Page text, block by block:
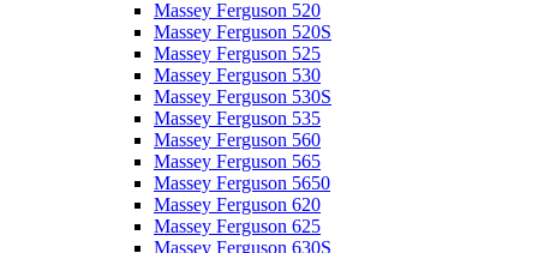
Massey Ferguson 520
Massey Ferguson 520S
Massey Ferguson 525
Massey Ferguson 530
Massey Ferguson 530S
Massey Ferguson 535
Massey Ferguson 560
Massey Ferguson 565
Massey Ferguson 5650
Massey Ferguson 620
Massey Ferguson 625
Massey Ferguson 630S